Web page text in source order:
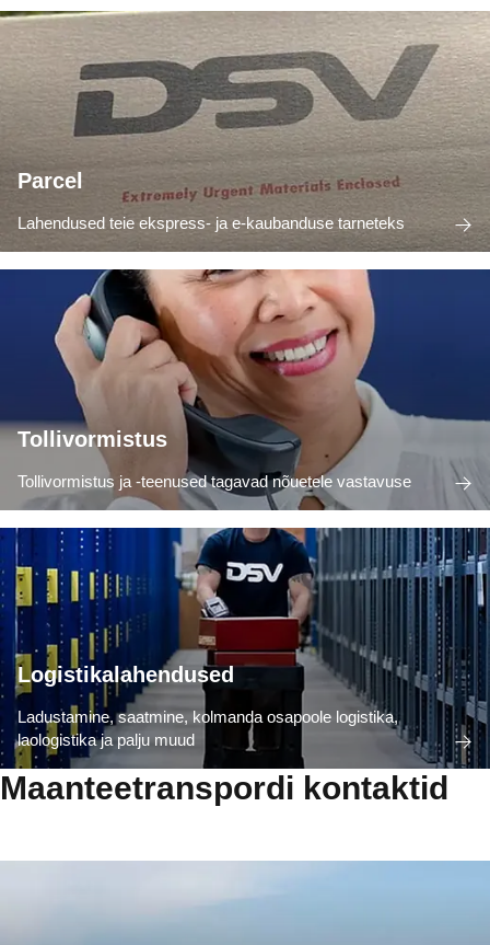
Parcel
Lahendused teie ekspress- ja e-kaubanduse tarneteks
Tollivormistus
Tollivormistus ja -teenused tagavad nõuetele vastavuse
Logistikalahendused
Ladustamine, saatmine, kolmanda osapoole logistika,
laologistika ja palju muud
Maanteetranspordi kontaktid